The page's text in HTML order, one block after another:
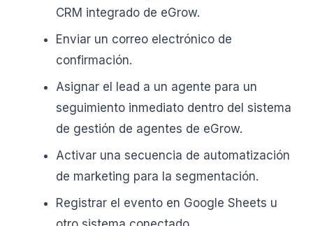
CRM integrado de eGrow.
Enviar un correo electrónico de
confirmación.
Asignar el lead a un agente para un
seguimiento inmediato dentro del sistema
de gestión de agentes de eGrow.
Activar una secuencia de automatización
de marketing para la segmentación.
Registrar el evento en Google Sheets u